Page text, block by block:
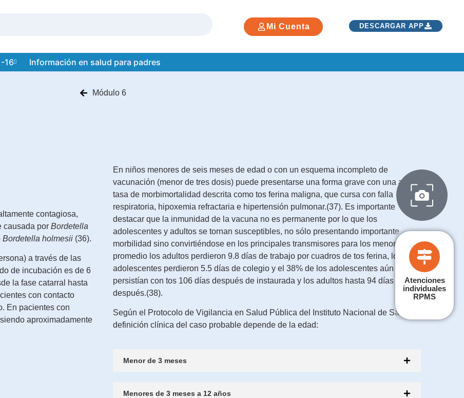
Mi Cuenta DESCARGAR APP
16 Información en salud para padres
Módulo 6
contagiosa,
causada por Bordetella
Bordetella holmesii (36).
a través de las
de incubación es de 6
la fase catarral hasta
con contacto
En pacientes con
aproximadamente
En niños menores de seis meses de edad o con un esquema incompleto de
vacunación (menor de tres dosis) puede presentarse una forma grave con una alta
tasa de morbimortalidad descrita como tos ferina maligna, que cursa con falla
respiratoria, hipoxemia refractaria e hipertensión pulmonar.(37). Es importante
destacar que la inmunidad de la vacuna no es permanente por lo que los
adolescentes y adultos se tornan susceptibles, no sólo presentando importante
morbilidad sino convirtiéndose en los principales transmisores para los menores. En
promedio los adultos perdieron 9.8 días de trabajo por cuadros de tos ferina, los
adolescentes perdieron 5.5 días de colegio y el 38% de los adolescentes aún
persistían con tos 106 días después de instaurada y los adultos hasta 94 días
después.(38).
Según el Protocolo de Vigilancia en Salud Pública del Instituto Nacional de Salud la
definición clínica del caso probable depende de la edad:
Menor de 3 meses
Menores de 3 meses a 12 años
Atenciones
individuales
RPMS